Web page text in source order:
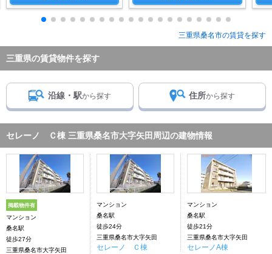
三重県桑名市の賃貸を探す
三重県の賃貸物件を探す
沿線・駅から探す 住所から探す
セレーノ Ｃ棟 三重県桑名市大字矢田周辺の建物情報
掲載物件有
マンション
桑名駅
徒歩27分
三重県桑名市大字矢田
マンション
桑名駅
徒歩24分
三重県桑名市大字矢田
セレーノ Ｃ棟
マンション
桑名駅
徒歩21分
三重県桑名市大字矢田
セレーノA棟